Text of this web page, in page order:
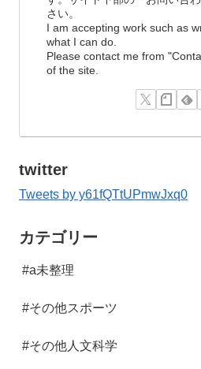
さい。
I am accepting work such as
what I can do.
Please contact me from
of the site.
twitter
Tweets by y61fQTtUPmwJxq0
カテゴリー
#a未整理
#その他スポーツ
#その他人文科学